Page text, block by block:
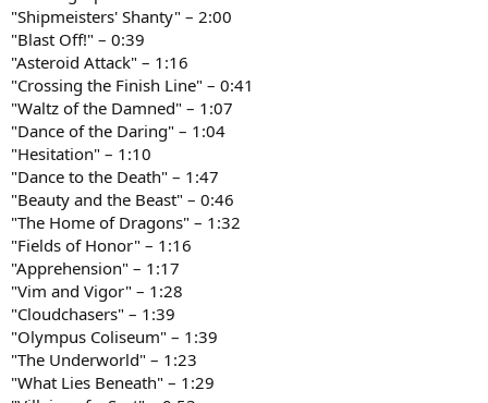
"Shipmeisters' Shanty" – 2:00
"Blast Off!" – 0:39
"Asteroid Attack" – 1:16
"Crossing the Finish Line" – 0:41
"Waltz of the Damned" – 1:07
"Dance of the Daring" – 1:04
"Hesitation" – 1:10
"Dance to the Death" – 1:47
"Beauty and the Beast" – 0:46
"The Home of Dragons" – 1:32
"Fields of Honor" – 1:16
"Apprehension" – 1:17
"Vim and Vigor" – 1:28
"Cloudchasers" – 1:39
"Olympus Coliseum" – 1:39
"The Underworld" – 1:23
"What Lies Beneath" – 1:29